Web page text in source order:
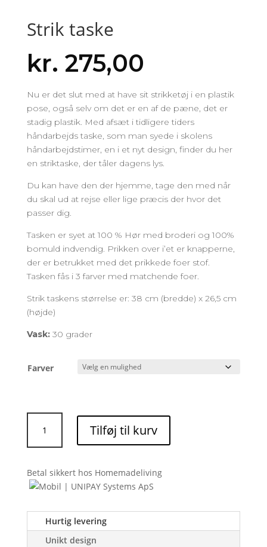
Strik taske
kr. 275,00
Nu er det slut med at have sit strikketøj i en plastik
pose, også selv om det er en af de pæne, det er
stadig plastik. Med afsæt i tidligere tiders
håndarbejds taske, som man syede i skolens
håndarbejdstimer, en i et nyt design, finder du her
en striktaske, der tåler dagens lys.
Du kan have den der hjemme, tage den med når
du skal ud at rejse eller lige præcis der hvor det
passer dig.
Tasken er syet at 100 % Hør med broderi og 100%
bomuld indvendig. Prikken over i’et er knapperne,
der er betrukket med det prikkede foer stof.
Tasken fås i 3 farver med matchende foer.
Strik taskens størrelse er: 38 cm (bredde) x 26,5 cm
(højde)
Vask: 30 grader
Farver
taske
antal
Tilføj til kurv
Betal sikkert hos Homemadeliving
Hurtig levering
Unikt design